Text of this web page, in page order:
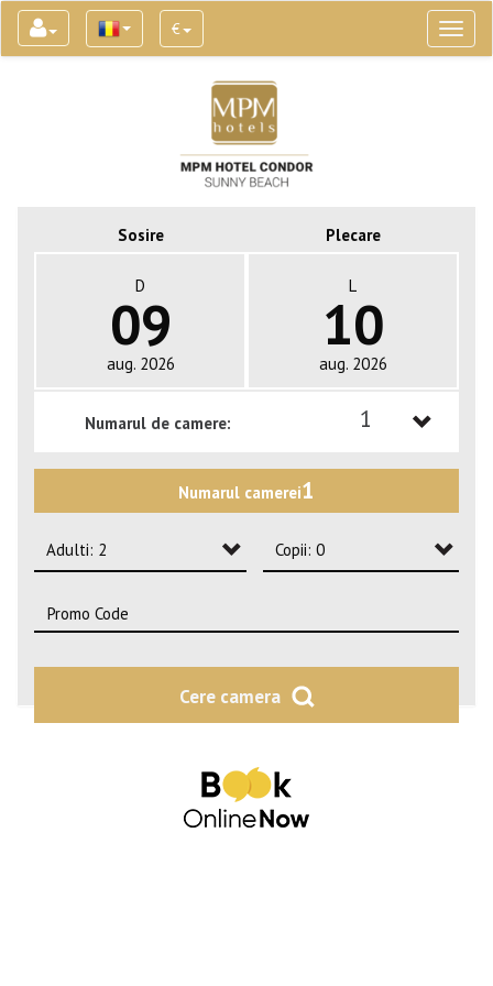
€
Sosire Plecare
D
09
aug. 2026
L
10
aug. 2026
Numarul de camere: 1
Numarul camerei1
Adulti: 2
Adulti: 2
Copii: 0
Copii: 1
Copii: 2
Cere camera